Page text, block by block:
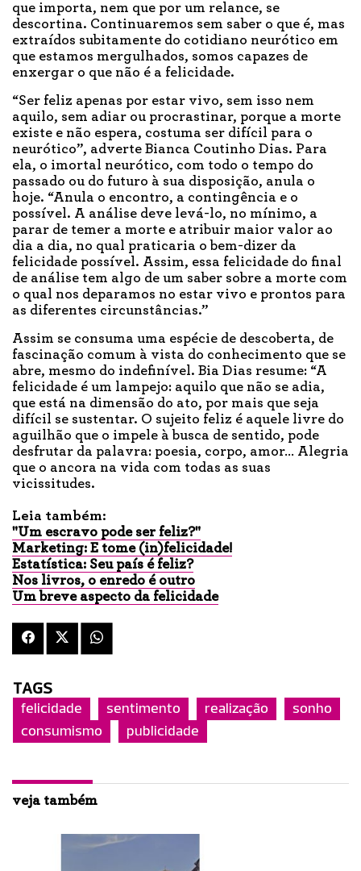
que importa, nem que por um relance, se
descortina. Continuaremos sem saber o que é, mas
extraídos subitamente do cotidiano neurótico em
que estamos mergulhados, somos capazes de
enxergar o que não é a felicidade.
“Ser feliz apenas por estar vivo, sem isso nem
aquilo, sem adiar ou procrastinar, porque a morte
existe e não espera, costuma ser difícil para o
neurótico”, adverte Bianca Coutinho Dias. Para
ela, o imortal neurótico, com todo o tempo do
passado ou do futuro à sua disposição, anula o
hoje. “Anula o encontro, a contingência e o
possível. A análise deve levá-lo, no mínimo, a
parar de temer a morte e atribuir maior valor ao
dia a dia, no qual praticaria o bem-dizer da
felicidade possível. Assim, essa felicidade do final
de análise tem algo de um saber sobre a morte com
o qual nos deparamos no estar vivo e prontos para
as diferentes circunstâncias.”
Assim se consuma uma espécie de descoberta, de
fascinação comum à vista do conhecimento que se
abre, mesmo do indefinível. Bia Dias resume: “A
felicidade é um lampejo: aquilo que não se adia,
que está na dimensão do ato, por mais que seja
difícil se sustentar. O sujeito feliz é aquele livre do
aguilhão que o impele à busca de sentido, pode
desfrutar da palavra: poesia, corpo, amor… Alegria
que o ancora na vida com todas as suas
vicissitudes.
Leia também:
"Um escravo pode ser feliz?"
Marketing: E tome (in)felicidade!
Estatística: Seu país é feliz?
Nos livros, o enredo é outro
Um breve aspecto da felicidade
TAGS
felicidade sentimento realização
sonho
consumismo
publicidade
veja também